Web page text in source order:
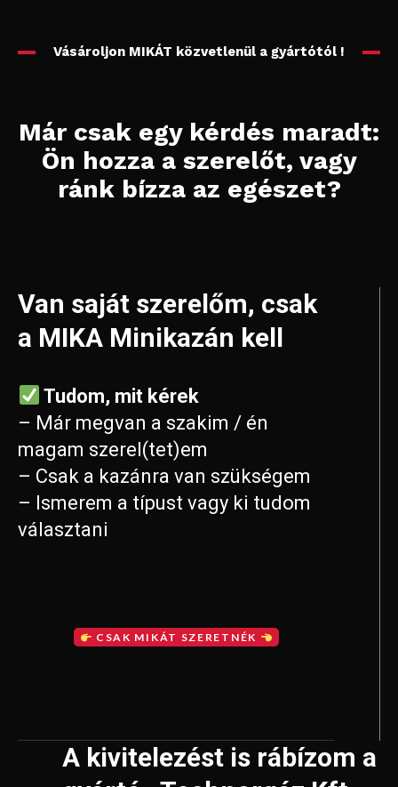
Vásároljon MIKÁT közvetlenül a gyártótól !
Már csak egy kérdés maradt:
Ön hozza a szerelőt, vagy
ránk bízza az egészet?
Van saját szerelőm, csak
a MIKA Minikazán kell
Tudom, mit kérek
– Már megvan a szakim / én
magam szerel(tet)em
– Csak a kazánra van szükségem
– Ismerem a típust vagy ki tudom
választani
CSAK MIKÁT SZERETNÉK
A kivitelezést is rábízom a